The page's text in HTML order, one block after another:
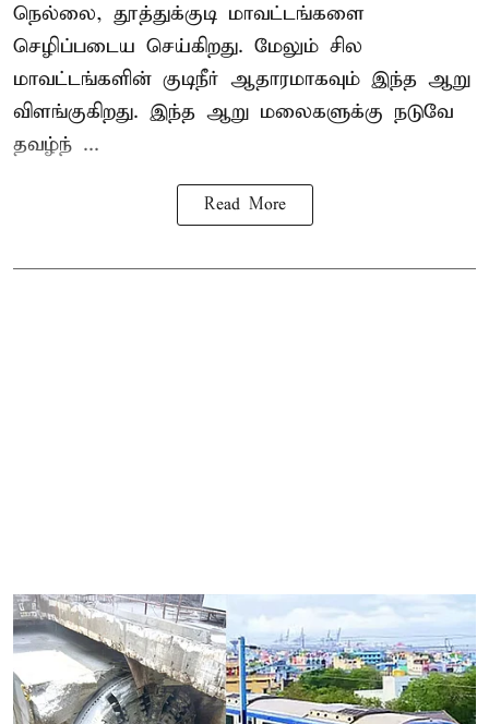
நெல்லை, தூத்துக்குடி மாவட்டங்களை
செழிப்படைய செய்கிறது. மேலும் சில
மாவட்டங்களின் குடிநீர் ஆதாரமாகவும் இந்த ஆறு
விளங்குகிறது. இந்த ஆறு மலைகளுக்கு நடுவே
தவழ்ந் ...
Read More